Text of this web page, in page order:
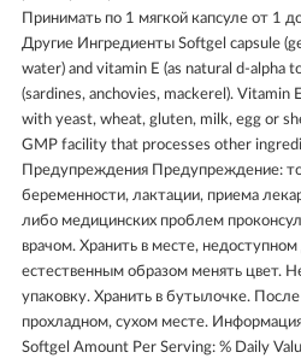
Принимать по 1 мягкой капсуле от 1
Другие Ингредиенты Softgel capsule
water) and vitamin E (as natural d-alpha
(sardines, anchovies, mackerel).
with yeast, wheat, gluten, milk, egg or
GMP facility that processes other
Предупреждения Предупреждение:
беременности, лактации, приема
либо медицинских проблем
врачом. Хранить в месте,
естественным образом менять цвет.
упаковку. Хранить в бутылочке.
прохладном, сухом месте.
Softgel Amount Per Serving: % Daily